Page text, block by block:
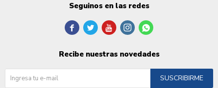
Seguinos en las redes
    
Recibe nuestras novedades
SUSCRIBIRME